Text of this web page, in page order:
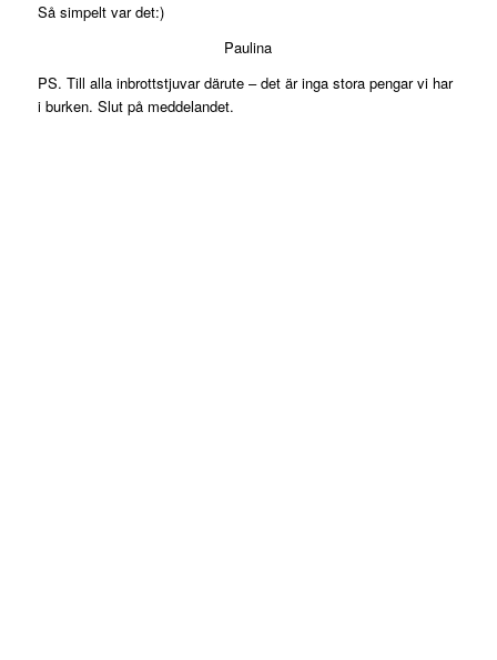
Så simpelt var det:)
Paulina
PS. Till alla inbrottstjuvar därute – det är inga stora pengar vi har
i burken. Slut på meddelandet.